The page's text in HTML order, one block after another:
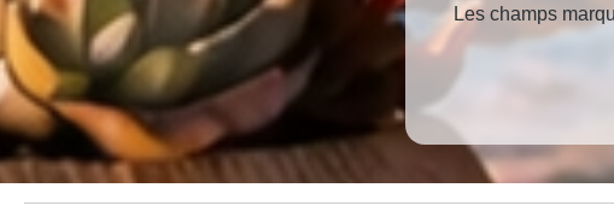
Les champs